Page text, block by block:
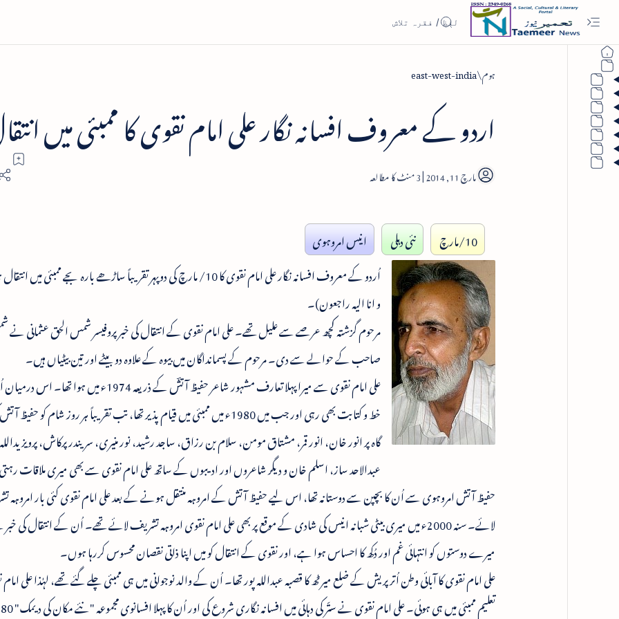
ہوم east-west-india
اردو کے معروف افسانہ نگار علی امام نقوی کا ممبئی میں
3
10/مارچ نئی دہلی
انیس امروہوی
اُردو کے معروف افسانہ نگار علی امام نقوی کا 10/ مارچ کی دوپہر تقریباً ساڑھے بارہ بجے ممبئی
و انا الیہ راجعون)۔
مرحوم گزشتہ کچھ عرصے سے علیل تھے۔ علی امام نقوی کے انتقال کی خبر پروفیسر شمس الحق عثمانی
صاحب کے حوالے سے دی۔ مرحوم کے پسمانداگان میں بیوہ کے علاوہ دو بیٹے اور تین بیٹیاں ہیں۔
علی امام نقوی سے میرا پہلا تعارف مشہور شاعر حفیظ آتشؔ کے ذریعہ 1974ء
خط و کتابت بھی رہی اور جب میں 1980ء میں ممبئی میں قیام پذیر تھا، تب تقریباً ہر روز شام کو
گاہ پر انور خان، انور قمر، مشتاق مومن، سلام بن رزاق، ساجد رشید، نور منیری، سریندر پرکاش، پرویز
عبدالاحد ساز، اسلم خان و دیگر شاعروں اور ادیبوں کے ساتھ علی امام نقوی سے بھی میری ملاقات
حفیظ آتش امروہوی سے اُن کا بچپن سے دوستانہ تھا، اس لیے حفیظ آتش کے امروہہ منتقل ہونے کے بعد علی امام نقوی کئی بار
لائے۔ سنہ 2000ء میں میری بیٹی شبانہ انیس کی شادی کے موقع پر بھی علی امام نقوی امروہہ تشریف لائے تھے۔ اُن کے انتقال کی
میرے دوستوں کو انتہائی غم اور دُکھ کا احساس ہوا ہے، اور نقوی کے انتقال کو میں اپنا ذاتی نقصان محسوس کررہا ہوں۔
علی امام نقوی کا آبائی وطن اُتر پریش کے ضلع میرٹھ کا قصبہ عبداللہ پور تھا۔ اُن کے والد نوجوانی میں ہی ممبئی چلے گئے تھے، لہٰذا علی